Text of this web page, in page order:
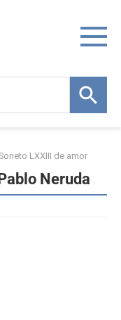
Soneto LXXIII de amor
Neruda